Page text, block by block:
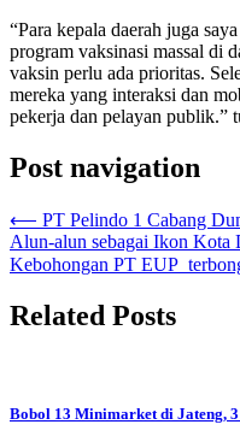
“Para kepala daerah juga
program vaksinasi massal di
vaksin perlu ada prioritas.
mereka yang interaksi dan
pekerja dan pelayan
Post navigation
⟵ PT Pelindo 1 Cabang
Alun-alun sebagai Ikon Kota
Kebohongan PT EUP
Related Posts
Bobol 13 Minimarket di Jateng,